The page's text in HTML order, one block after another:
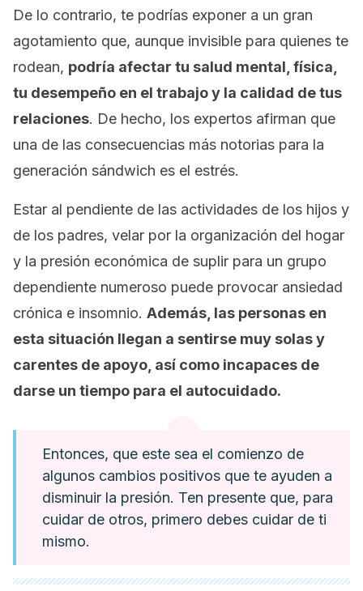
De lo contrario, te podrías exponer a un gran
agotamiento que, aunque invisible para quienes te
rodean, podría afectar tu salud mental, física,
tu desempeño en el trabajo y la calidad de tus
relaciones. De hecho, los expertos afirman que
una de las consecuencias más notorias para la
generación sándwich es el estrés.
Estar al pendiente de las actividades de los hijos y
de los padres, velar por la organización del hogar
y la presión económica de suplir para un grupo
dependiente numeroso puede provocar ansiedad
crónica e insomnio. Además, las personas en
esta situación llegan a sentirse muy solas y
carentes de apoyo, así como incapaces de
darse un tiempo para el autocuidado.
Entonces, que este sea el comienzo de
algunos cambios positivos que te ayuden a
disminuir la presión. Ten presente que, para
cuidar de otros, primero debes cuidar de ti
mismo.